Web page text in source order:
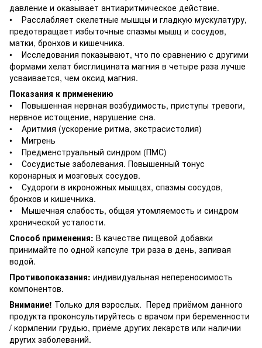
давление и оказывает антиаритмическое действие.
• Расслабляет скелетные мышцы и гладкую мускулатуру,
предотвращает избыточные спазмы мышц и сосудов,
матки, бронхов и кишечника.
• Исследования показывают, что по сравнению с другими
формами хелат бисглицината магния в четыре раза лучше
усваивается, чем оксид магния.
Показания к применению
• Повышенная нервная возбудимость, приступы тревоги,
нервное истощение, нарушение сна.
• Аритмия (ускорение ритма, экстрасистолия)
• Мигрень
• Предменструальный синдром (ПМС)
• Сосудистые заболевания. Повышенный тонус
коронарных и мозговых сосудов.
• Судороги в икроножных мышцах, спазмы сосудов,
бронхов и кишечника.
• Мышечная слабость, общая утомляемость и синдром
хронической усталости.
Способ применения: В качестве пищевой добавки
принимайте по одной капсуле три раза в день, запивая
водой.
Противопоказания: индивидуальная непереносимость
компонентов.
Внимание! Только для взрослых. Перед приёмом данного
продукта проконсультируйтесь с врачом при беременности
/ кормлении грудью, приёме других лекарств или наличии
других заболеваний.